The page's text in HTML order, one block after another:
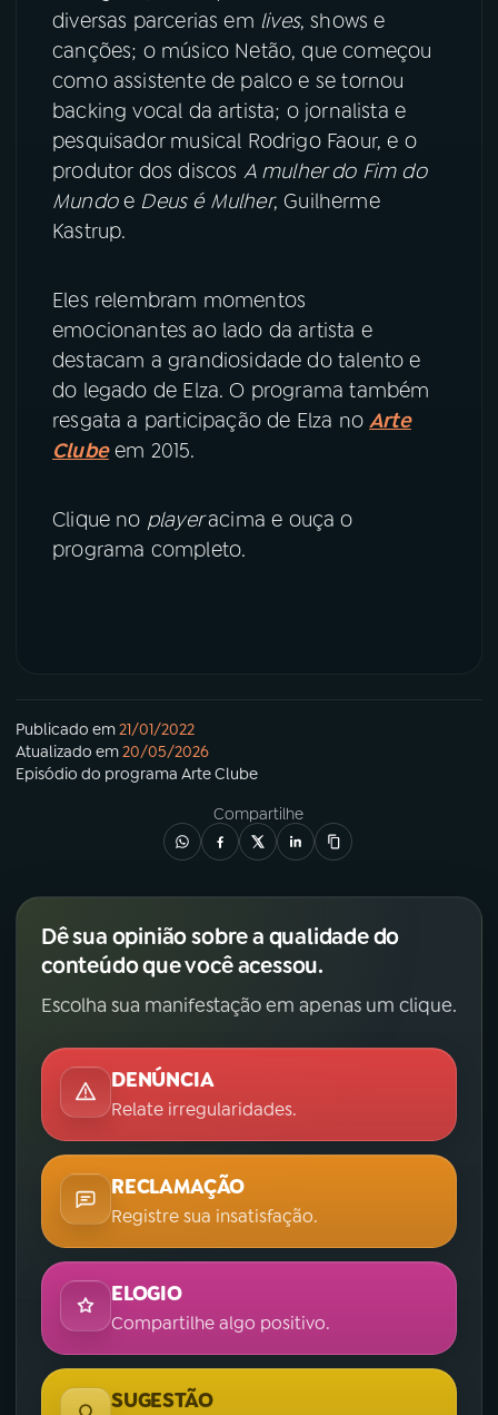
08PRÊMIO RÁDIO MEC
ACOMPANHE A RÁDIO MEC
YouTube Facebook
Instagram X
diversas parcerias em lives, shows e
canções; o músico Netão, que começou
como assistente de palco e se tornou
backing vocal da artista; o jornalista e
pesquisador musical Rodrigo Faour, e o
produtor dos discos A mulher do Fim do
Mundoe Deus é Mulher, Guilherme
Kastrup.
Eles relembram momentos
emocionantes ao lado da artista e
destacam a grandiosidade do talento e
do legado de Elza. O programa também
resgata a participação de Elza noArte
Clubeem 2015.
Clique no playeracima e ouça o
programa completo.
Publicado em21/01/2022
Atualizado em20/05/2026
Episódio do programa Arte Clube
Compartilhe
Dê sua opinião sobre a qualidade do
conteúdo que você acessou.
Escolha sua manifestação em apenas um clique.
DENÚNCIA
Relate irregularidades.
RECLAMAÇÃO
Registre sua insatisfação.
ELOGIO
Compartilhe algo positivo.
SUGESTÃO